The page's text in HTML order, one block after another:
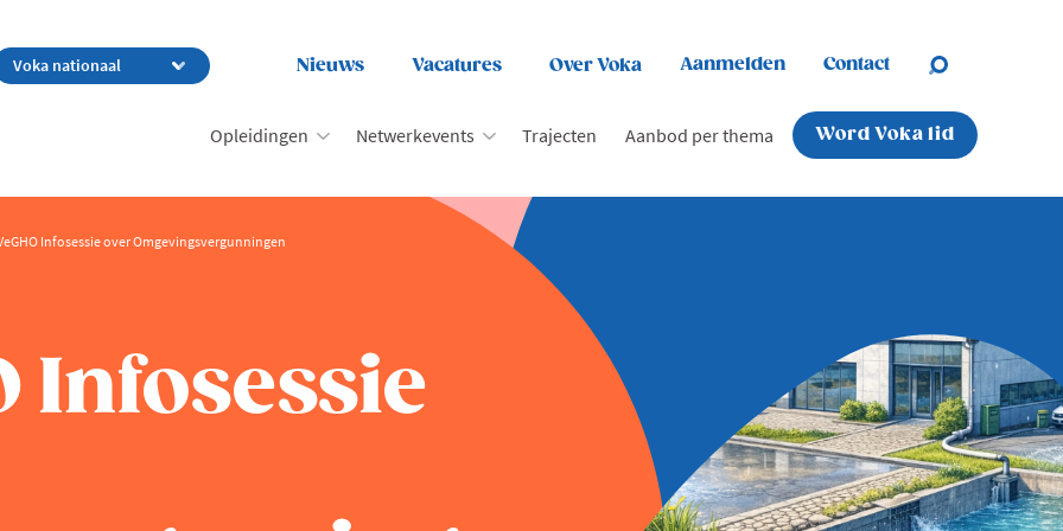
Nieuws Vacatures Over Voka Aanmelden Contact
Opleidingen Netwerkevents Trajecten Aanbod per thema Word Voka lid
Infosessie over Omgevingsvergunningen
Infosessie